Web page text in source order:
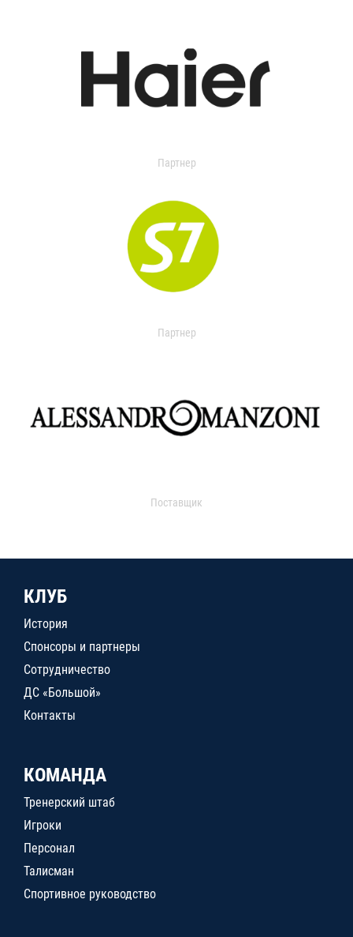
Партнер
Партнер
Поставщик
КЛУБ
История
Спонсоры и партнеры
Сотрудничество
ДС «Большой»
Контакты
КОМАНДА
Тренерский штаб
Игроки
Персонал
Талисман
Спортивное руководство